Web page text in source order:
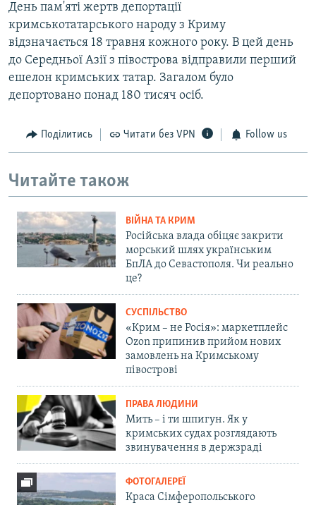
День пам'яті жертв депортації
кримськотатарського народу з Криму
відзначається 18 травня кожного року. В цей день
до Середньої Азії з півострова відправили перший
ешелон кримських татар. Загалом було
депортовано понад 180 тисяч осіб.
Поділитись Читати без VPN Follow us
Читайте також
ВІЙНА ТА КРИМ
Російська влада обіцяє закрити
морський шлях українським
БпЛА до Севастополя. Чи реально
це?
СУСПІЛЬСТВО
«Крим – не Росія»: маркетплейс
Ozon припинив прийом нових
замовлень на Кримському
півострові
ПРАВА ЛЮДИНИ
Мить – і ти шпигун. Як у
кримських судах розглядають
звинувачення в держзраді
ФОТОГАЛЕРЕЇ
Краса Сімферопольського